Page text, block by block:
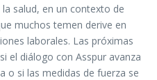
salud, en un contexto de
muchos temen derive en
laborales. Las próximas
el diálogo con Asspur avanza
o si las medidas de fuerza se